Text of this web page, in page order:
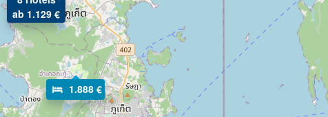
ab 1.129 €
1.888 €